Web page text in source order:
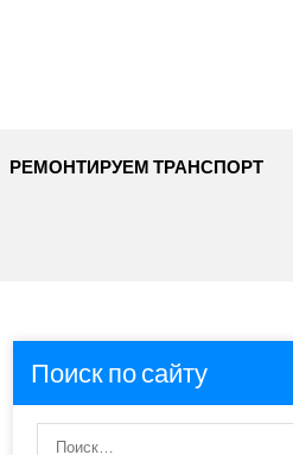
РЕМОНТИРУЕМ ТРАНСПОРТ
Поиск по сайту